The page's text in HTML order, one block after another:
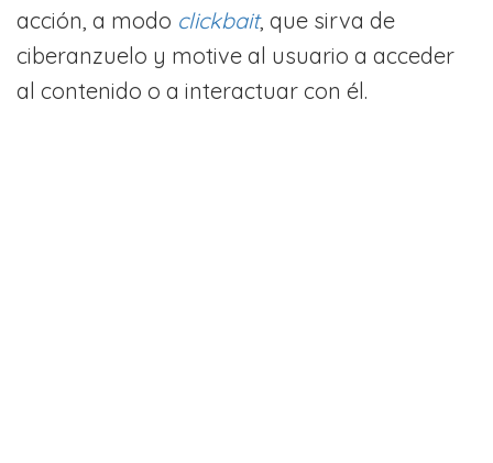
acción, a modo clickbait, que sirva de
ciberanzuelo y motive al usuario a acceder
al contenido o a interactuar con él.